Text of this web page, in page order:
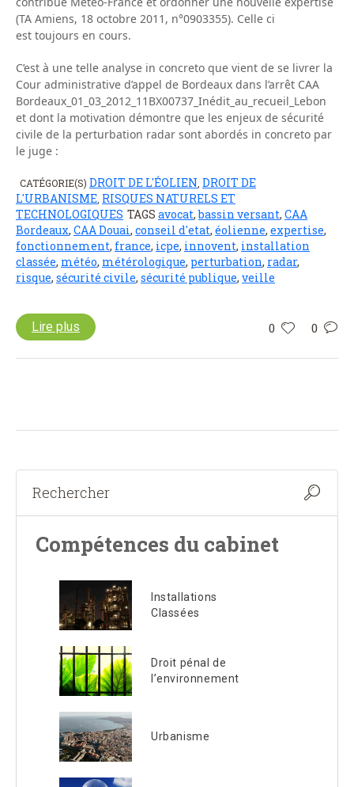
(TA Amiens, 18 octobre 2011, n°0903355). Celle ci
est toujours en cours.
C’est à une telle analyse in concreto que vient de se livrer la
Cour administrative d’appel de Bordeaux dans l’arrêt CAA
Bordeaux_01_03_2012_11BX00737_Inédit_au_recueil_Lebon
et dont la motivation démontre que les enjeux de sécurité
civile de la perturbation radar sont abordés in concreto par
le juge :
CATÉGORIE(S) DROIT DE L'ÉOLIEN DROIT DE
L'URBANISME RISQUES NATURELS ET
TECHNOLOGIQUES TAGS avocat,bassin versant, CAA
Bordeaux, CAA Douai, conseil d'etat, éolienne, expertise,
fonctionnement, france, icpe, innovent, installation
classée, météo, métérologique, perturbation, radar,
risque, sécurité civile, sécurité publique, veille
0 0
Lire plus
Compétences du cabinet
Installations
Classées
Droit pénal de
l’environnement
Urbanisme